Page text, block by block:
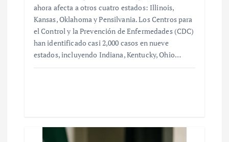
ahora afecta a otros cuatro estados: Illinois,
Kansas, Oklahoma y Pensilvania. Los Centros para
el Control y la Prevención de Enfermedades (CDC)
han identificado casi 2,000 casos en nueve
estados, incluyendo Indiana, Kentucky, Ohio…